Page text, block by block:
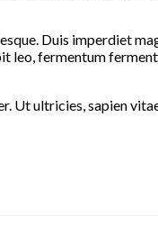
Duis imperdiet
leo, fermentum
Ut ultricies, sapien